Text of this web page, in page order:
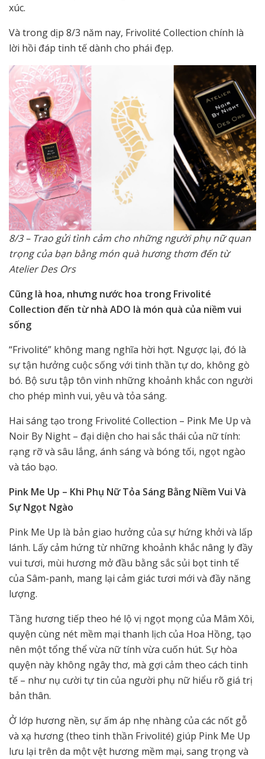
xúc.
Và trong dịp 8/3 năm nay, Frivolité Collection chính là
lời hồi đáp tinh tế dành cho phái đẹp.
8/3 – Trao gửi tình cảm cho những người phụ nữ quan
trọng của bạn bằng món quà hương thơm đến từ
Atelier Des Ors
Cũng là hoa, nhưng nước hoa trong Frivolité
Collection đến từ nhà ADO là món quà của niềm vui
sống
“Frivolité” không mang nghĩa hời hợt. Ngược lại, đó là
sự tận hưởng cuộc sống với tinh thần tự do, không gò
bó. Bộ sưu tập tôn vinh những khoảnh khắc con người
cho phép mình vui, yêu và tỏa sáng.
Hai sáng tạo trong Frivolité Collection – Pink Me Up và
Noir By Night – đại diện cho hai sắc thái của nữ tính:
rạng rỡ và sâu lắng, ánh sáng và bóng tối, ngọt ngào
và táo bạo.
Pink Me Up – Khi Phụ Nữ Tỏa Sáng Bằng Niềm Vui Và
Sự Ngọt Ngào
Pink Me Up là bản giao hưởng của sự hứng khởi và lấp
lánh. Lấy cảm hứng từ những khoảnh khắc nâng ly đầy
vui tươi, mùi hương mở đầu bằng sắc sủi bọt tinh tế
của Sâm-panh, mang lại cảm giác tươi mới và đầy năng
lượng.
Tầng hương tiếp theo hé lộ vị ngọt mọng của Mâm Xôi,
quyện cùng nét mềm mại thanh lịch của Hoa Hồng, tạo
nên một tổng thể vừa nữ tính vừa cuốn hút. Sự hòa
quyện này không ngây thơ, mà gợi cảm theo cách tinh
tế – như nụ cười tự tin của người phụ nữ hiểu rõ giá trị
bản thân.
Ở lớp hương nền, sự ấm áp nhẹ nhàng của các nốt gỗ
và xạ hương (theo tinh thần Frivolité) giúp Pink Me Up
lưu lại trên da một vệt hương mềm mại, sang trọng và